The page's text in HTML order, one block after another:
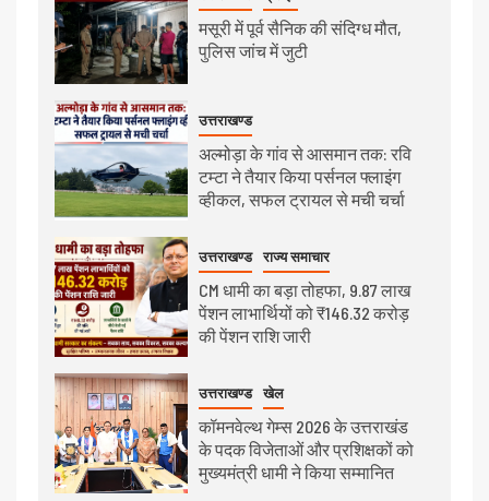
मसूरी में पूर्व सैनिक की संदिग्ध मौत,
पुलिस जांच में जुटी
उत्तराखण्ड
अल्मोड़ा के गांव से आसमान तक: रवि
टम्टा ने तैयार किया पर्सनल फ्लाइंग
व्हीकल, सफल ट्रायल से मची चर्चा
उत्तराखण्ड राज्य समाचार
CM धामी का बड़ा तोहफा, 9.87 लाख
पेंशन लाभार्थियों को ₹146.32 करोड़
की पेंशन राशि जारी
उत्तराखण्ड खेल
कॉमनवेल्थ गेम्स 2026 के उत्तराखंड
के पदक विजेताओं और प्रशिक्षकों को
मुख्यमंत्री धामी ने किया सम्मानित